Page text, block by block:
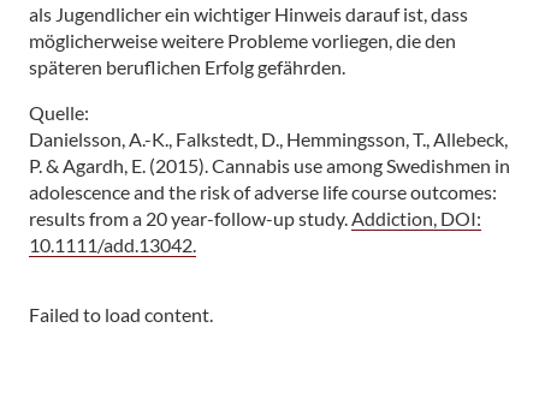
als Jugendlicher ein wichtiger Hinweis darauf ist, dass
möglicherweise weitere Probleme vorliegen, die den
späteren beruflichen Erfolg gefährden.
Quelle:
Danielsson, A.-K., Falkstedt, D., Hemmingsson, T., Allebeck,
P. & Agardh, E. (2015). Cannabis use among Swedishmen in
adolescence and the risk of adverse life course outcomes:
results from a 20 year-follow-up study.Addiction, DOI:
10.1111/add.13042.
Failed to load content.